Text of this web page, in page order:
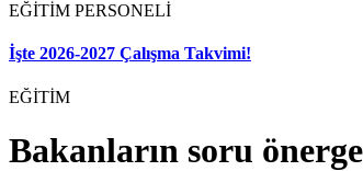
EĞİTİM PERSONELİ
İşte 2026-2027 Çalışma Takvimi!
EĞİTİM
Bakanların soru